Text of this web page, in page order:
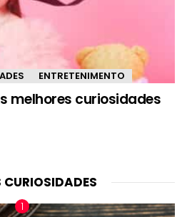
ENTRETENIMENTO
melhores curiosidades